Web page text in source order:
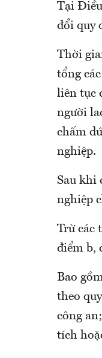
Tại Điều
đổi quy
Thời
tổng
liên tục
người
chấm
nghiệp.
Sau khi
nghiệp
Trừ các
điểm b,
Bao
theo
công
tích